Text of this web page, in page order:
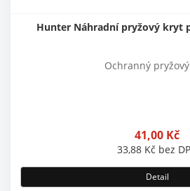
Hunter Náhradní pryžový kryt
Ochranný
41,00 Kč
33,88 Kč bez
Detail